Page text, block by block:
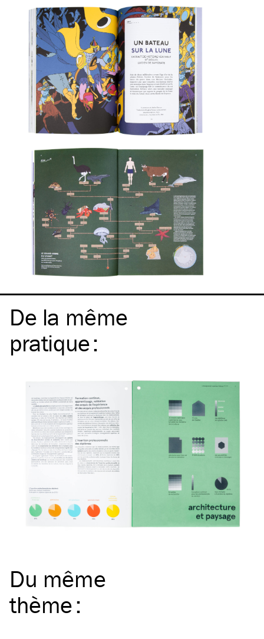
De la même
pratique:
Du même
thème: